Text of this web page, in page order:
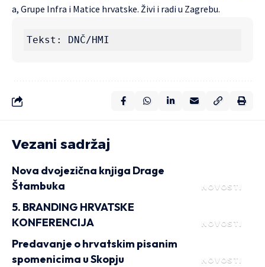
a, Grupe Infra i Matice hrvatske. Živi i radi u Zagrebu.
Tekst: DNČ/HMI
Vezani sadržaj
NOVOSTI
Nova dvojezična knjiga Drage
Štambuka
NOVOSTI
5. BRANDING HRVATSKE
KONFERENCIJA
NOVOSTI
Predavanje o hrvatskim pisanim
spomenicima u Skopju